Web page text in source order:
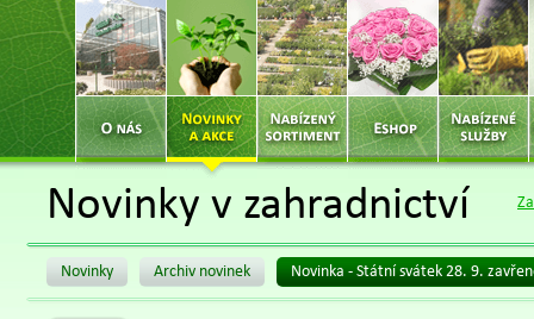
Novinky v zahradnictví
Novinky Archiv novinek Novinka - Státní svátek 28. 9.